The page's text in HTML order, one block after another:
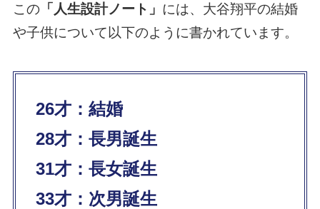
この「人生設計ノート」 には、大谷翔平の結婚
や子供について以下のように書かれています。
26才：結婚
28才：長男誕生
31才：長女誕生
33才：次男誕生